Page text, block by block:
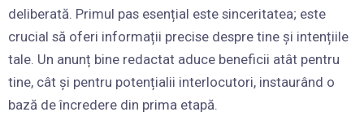
deliberată. Primul pas esențial este sinceritatea; este
crucial să oferi informații precise despre tine și intențiile
tale. Un anunț bine redactat aduce beneficii atât pentru
tine, cât și pentru potențialii interlocutori, instaurând o
bază de încredere din prima etapă.